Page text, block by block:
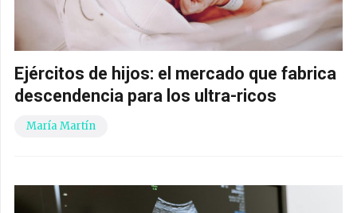
Ejércitos de hijos: el mercado que fabrica
descendencia para los ultra-ricos
María Martín